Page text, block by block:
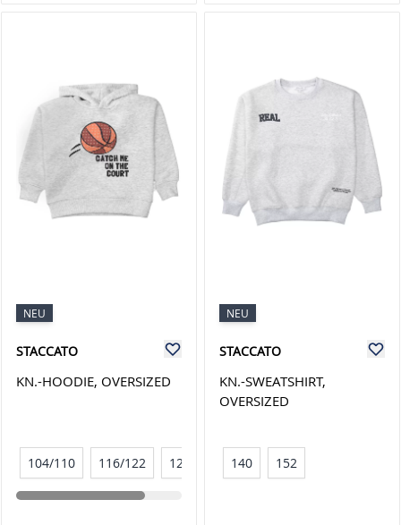
NEU
STACCATO
KN.-HOODIE, OVERSIZED
104/110 116/122 128/134
NEU
STACCATO
KN.-SWEATSHIRT,
OVERSIZED
140 152